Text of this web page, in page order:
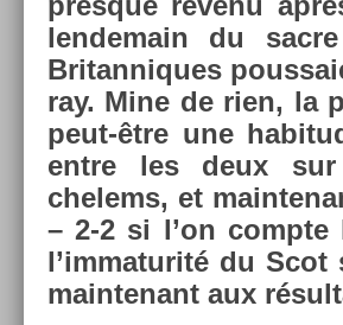
len­demain du
Britan­niques
ray. Mine de rien, la
peut-être une
entre les deux
chelems, et
– 2-2 si l’on com­pte
l’im­maturité du Scot
main­tenant aux